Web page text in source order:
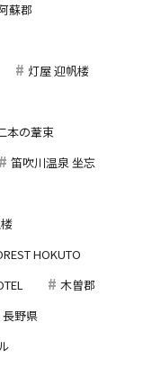
蘇郡
灯屋 迎帆楼
の葦束
笛吹川温泉 坐忘
HOKUTO
木曽郡
長野県